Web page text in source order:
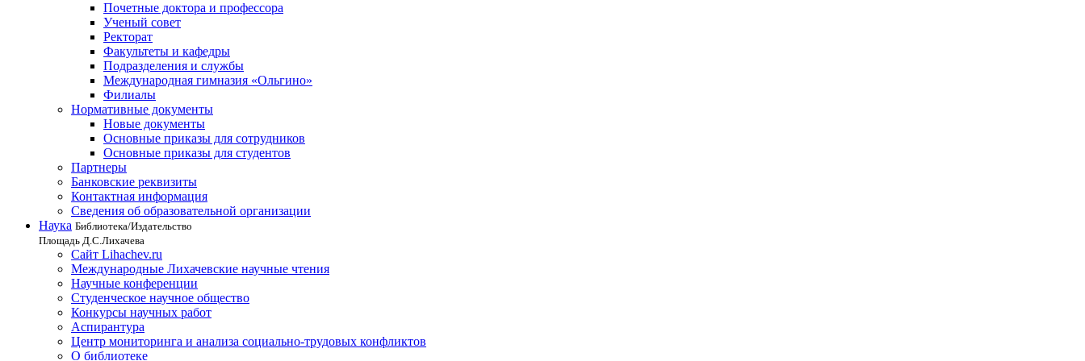
Почетные доктора и профессора
Ученый совет
Ректорат
Факультеты и кафедры
Подразделения и службы
Международная гимназия «Ольгино»
Филиалы
Нормативные документы
Новые документы
Основные приказы для сотрудников
Основные приказы для студентов
Партнеры
Банковские реквизиты
Контактная информация
Сведения об образовательной организации
Наука Библиотека/Издательство
Площадь Д.С.Лихачева
Сайт Lihachev.ru
Международные Лихачевские научные чтения
Научные конференции
Студенческое научное общество
Конкурсы научных работ
Аспирантура
Центр мониторинга и анализа социально-трудовых конфликтов
О библиотеке